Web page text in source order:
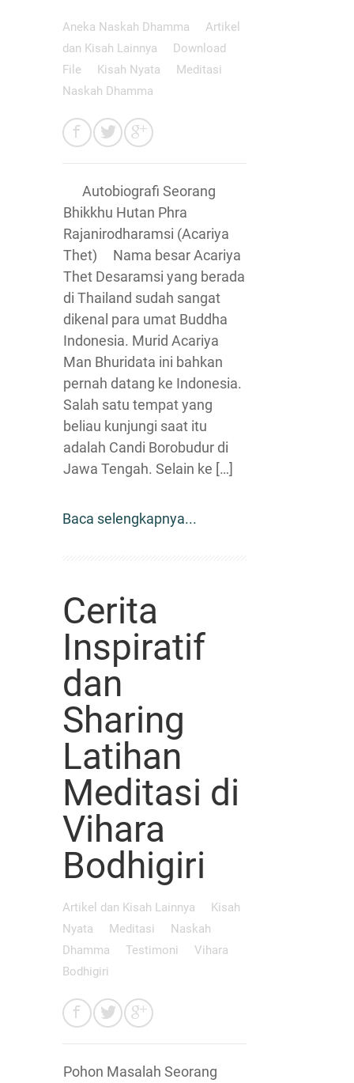
Aneka Naskah Dhamma
Artikel
dan Kisah Lainnya
Download
File
Kisah Nyata
Meditasi
Naskah Dhamma
Autobiografi Seorang
Bhikkhu Hutan Phra
Rajanirodharamsi (Acariya
Thet) Nama besar Acariya
Thet Desaramsi yang berada
di Thailand sudah sangat
dikenal para umat Buddha
Indonesia. Murid Acariya
Man Bhuridata ini bahkan
pernah datang ke Indonesia.
Salah satu tempat yang
beliau kunjungi saat itu
adalah Candi Borobudur di
Jawa Tengah. Selain ke […]
Baca selengkapnya...
Cerita
Inspiratif
dan
Sharing
Latihan
Meditasi di
Vihara
Bodhigiri
Artikel dan Kisah Lainnya
Kisah
Nyata
Meditasi
Naskah
Dhamma
Testimoni
Vihara
Bodhigiri
Pohon Masalah Seorang